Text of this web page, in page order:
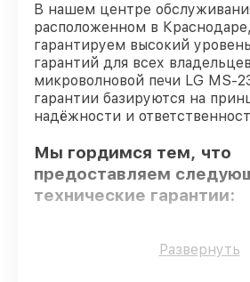
В нашем центре
расположенном в
гарантируем высокий
гарантий для всех владельцев
микроволновой печи LG MS-
гарантии базируются на
надёжности и
Мы гордимся тем, что
предоставляем
технические гарантии:
Оригинальные детали–
Развернуть